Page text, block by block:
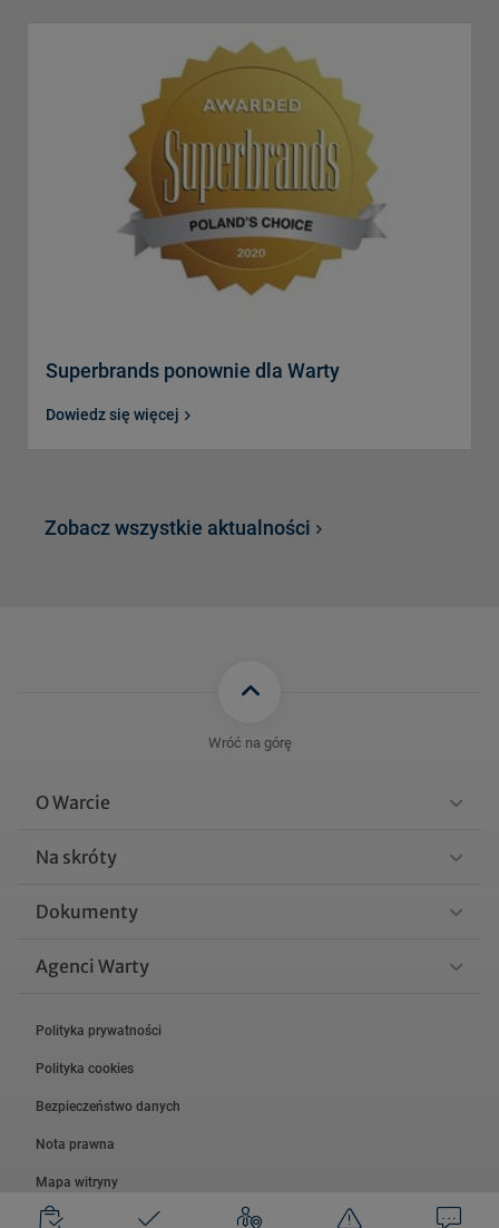
Superbrands ponownie dla Warty
Dowiedz się więcej
Zobacz wszystkie aktualności
Wróć na górę
O Warcie
Na skróty
Dokumenty
Agenci Warty
Polityka prywatności
Polityka cookies
Bezpieczeństwo danych
Nota prawna
Mapa witryny